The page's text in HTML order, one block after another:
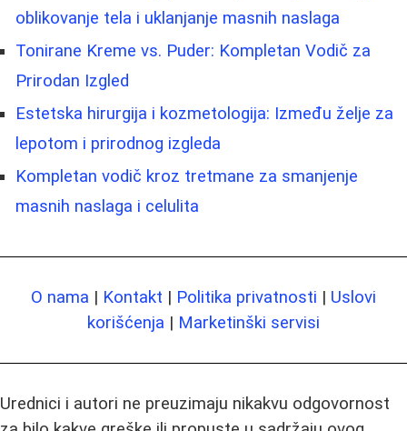
oblikovanje tela i uklanjanje masnih naslaga
Tonirane Kreme vs. Puder: Kompletan Vodič za
Prirodan Izgled
Estetska hirurgija i kozmetologija: Između želje za
lepotom i prirodnog izgleda
Kompletan vodič kroz tretmane za smanjenje
masnih naslaga i celulita
O nama | Kontakt | Politika privatnosti | Uslovi
korišćenja | Marketinški servisi
Urednici i autori ne preuzimaju nikakvu odgovornost